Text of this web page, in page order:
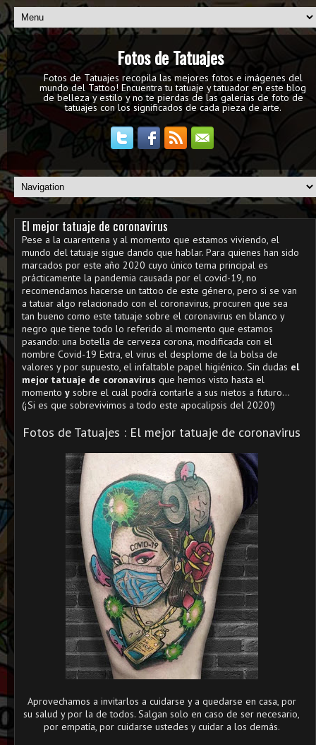
Fotos de Tatuajes
Fotos de Tatuajes recopila las mejores fotos e imágenes del
mundo del Tattoo! Encuentra tu tatuaje y tatuador en este blog
de belleza y estilo y no te pierdas de las galerías de foto de
tatuajes con los significados de cada pieza de arte.
El mejor tatuaje de coronavirus
Pese a la cuarentena y al momento que estamos viviendo, el
mundo del tatuaje sigue dando que hablar. Para quienes han sido
marcados por este año 2020 cuyo único tema principal es
prácticamente la pandemia causada por el covid-19, no
recomendamos hacerse un tattoo de este género, pero si se van
a tatuar algo relacionado con el coronavirus, procuren que sea
tan bueno como este tatuaje sobre el coronavirus en blanco y
negro que tiene todo lo referido al momento que estamos
pasando: una botella de cerveza corona, modificada con el
nombre Covid-19 Extra, el virus el desplome de la bolsa de
valores y por supuesto, el infaltable papel higiénico. Sin dudas el
mejor tatuaje de coronavirus que hemos visto hasta el
momento y sobre el cuál podrá contarle a sus nietos a futuro...
(¡Si es que sobrevivimos a todo este apocalipsis del 2020!)
Fotos de Tatuajes : El mejor tatuaje de coronavirus
Aprovechamos a invitarlos a cuidarse y a quedarse en casa, por
su salud y por la de todos. Salgan solo en caso de ser necesario,
por empatía, por cuidarse ustedes y cuidar a los demás.